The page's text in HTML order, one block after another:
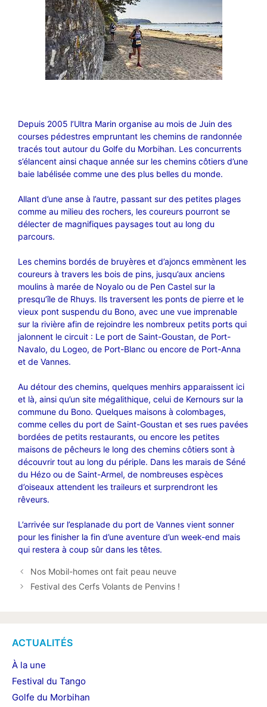
Depuis 2005 l’Ultra Marin organise au mois de Juin des
courses pédestres empruntant les chemins de randonnée
tracés tout autour du Golfe du Morbihan. Les concurrents
s’élancent ainsi chaque année sur les chemins côtiers d’une
baie labélisée comme une des plus belles du monde.
Allant d’une anse à l’autre, passant sur des petites plages
comme au milieu des rochers, les coureurs pourront se
délecter de magnifiques paysages tout au long du
parcours.
Les chemins bordés de bruyères et d’ajoncs emmènent les
coureurs à travers les bois de pins, jusqu’aux anciens
moulins à marée de Noyalo ou de Pen Castel sur la
presqu’île de Rhuys. Ils traversent les ponts de pierre et le
vieux pont suspendu du Bono, avec une vue imprenable
sur la rivière afin de rejoindre les nombreux petits ports qui
jalonnent le circuit : Le port de Saint-Goustan, de Port-
Navalo, du Logeo, de Port-Blanc ou encore de Port-Anna
et de Vannes.
Au détour des chemins, quelques menhirs apparaissent ici
et là, ainsi qu’un site mégalithique, celui de Kernours sur la
commune du Bono. Quelques maisons à colombages,
comme celles du port de Saint-Goustan et ses rues pavées
bordées de petits restaurants, ou encore les petites
maisons de pêcheurs le long des chemins côtiers sont à
découvrir tout au long du périple. Dans les marais de Séné
du Hézo ou de Saint-Armel, de nombreuses espèces
d’oiseaux attendent les traileurs et surprendront les
rêveurs.
L’arrivée sur l’esplanade du port de Vannes vient sonner
pour les finisher la fin d’une aventure d’un week-end mais
qui restera à coup sûr dans les têtes.
Nos Mobil-homes ont fait peau neuve
Festival des Cerfs Volants de Penvins !
ACTUALITÉS
À la une
Festival du Tango
Golfe du Morbihan